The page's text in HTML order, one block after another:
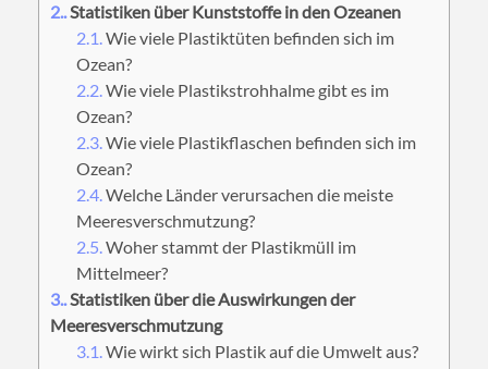
2.Statistiken über Kunststoffe in den Ozeanen
2.1.Wie viele Plastiktüten befinden sich im
Ozean?
2.2.Wie viele Plastikstrohhalme gibt es im
Ozean?
2.3.Wie viele Plastikflaschen befinden sich im
Ozean?
2.4.Welche Länder verursachen die meiste
Meeresverschmutzung?
2.5.Woher stammt der Plastikmüll im
Mittelmeer?
3.Statistiken über die Auswirkungen der
Meeresverschmutzung
3.1.Wie wirkt sich Plastik auf die Umwelt aus?